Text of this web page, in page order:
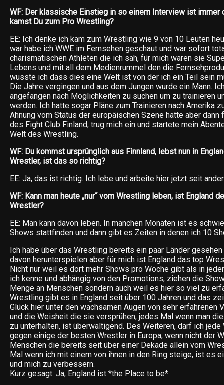
WF: Der klassische Einstieg in so einem Interview ist immer
kamst Du zum Pro Wrestling?
EE: Ich denke ich kam zum Wrestling wie 9 von 10 Leuten
war habe ich WWE im Fernsehen geschaut und war sofort
charismatischen Athleten die ich sah, für mich waren sie
Lebens und mit all dem Medienrummel den die
wusste ich dass dies eine Welt ist von der ich ein Teil sein
Die Jahre vergingen und aus dem Jungen wurde ein Mann.
angefangen nach Möglichkeiten zu suchen um zu trainieren
werden. Ich hatte sogar Pläne zum Trainieren nach Amerika
Ahnung vom Status der europäischen Szene hatte aber dann
des Fight Club Finland, trug mich ein und startete mein
Welt des Wrestling.
WF: Du kommst ursprünglich aus Finnland, lebst nun in
Wrestler, ist das so richtig?
EE: Ja, das ist richtig. Ich lebe und arbeite hier jetzt seit
WF: Kann man heute „nur“ vom Wrestling leben, ist England
Wrestler?
EE: Man kann davon leben. In manchen Monaten ist es
Shows stattfinden und dann gibt es Zeiten in denen ich 10
Ich habe über das Wrestling bereits ein paar Länder
davon herunterspielen aber für mich ist England das top
Nicht nur weil es dort mehr Shows pro Woche gibt als in
ich kenne und abhängig von den Promotions, ziehen die
Menge an Menschen sondern auch weil es hier so viel zu
Wrestling gibt es in England seit über 100 Jahren und das
Glück hier unter den wachsamen Augen von sehr erfahrenen
und die Weisheit die sie versprühen, jedes Mal wenn man
zu unterhalten, ist überwältigend. Des Weiteren, darf ich jede
gegen einige der besten Wrestler in Europa, wenn nicht der
Menschen die bereits seit über einer Dekade allein vom
Mal wenn ich mit einem von ihnen in den Ring steige, ist es
und mich zu verbessern.
Kurz gesagt: Ja, England ist *the Place to be*.